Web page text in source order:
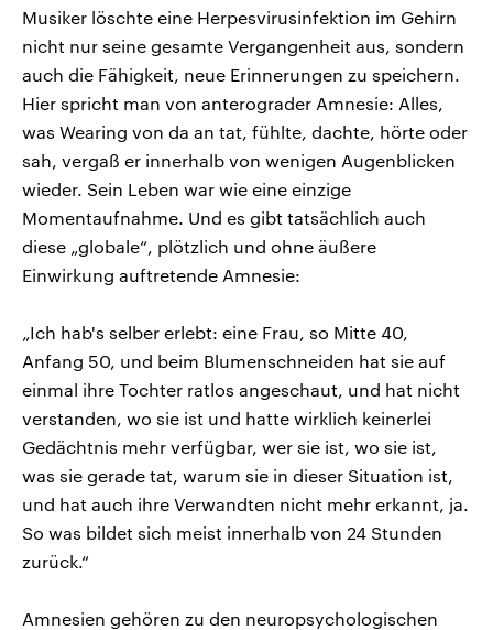
Musiker löschte eine Herpesvirusinfektion im Gehirn
nicht nur seine gesamte Vergangenheit aus, sondern
auch die Fähigkeit, neue Erinnerungen zu speichern.
Hier spricht man von anterograder Amnesie: Alles,
was Wearing von da an tat, fühlte, dachte, hörte oder
sah, vergaß er innerhalb von wenigen Augenblicken
wieder. Sein Leben war wie eine einzige
Momentaufnahme. Und es gibt tatsächlich auch
diese „globale“, plötzlich und ohne äußere
Einwirkung auftretende Amnesie:
„Ich hab's selber erlebt: eine Frau, so Mitte 40,
Anfang 50, und beim Blumenschneiden hat sie auf
einmal ihre Tochter ratlos angeschaut, und hat nicht
verstanden, wo sie ist und hatte wirklich keinerlei
Gedächtnis mehr verfügbar, wer sie ist, wo sie ist,
was sie gerade tat, warum sie in dieser Situation ist,
und hat auch ihre Verwandten nicht mehr erkannt, ja.
So was bildet sich meist innerhalb von 24 Stunden
zurück.“
Amnesien gehören zu den neuropsychologischen